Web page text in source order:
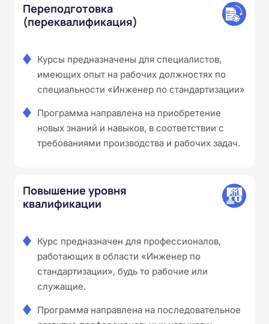
Переподготовка
(переквалификация)
Курсы предназначены для специалистов,
имеющих опыт на рабочих должностях по
специальности «Инженер по стандартизации»
Программа направлена на приобретение
новых знаний и навыков, в соответствии с
требованиями производства и рабочих задач.
Повышение уровня
квалификации
Курс предназначен для профессионалов,
работающих в области «Инженер по
стандартизации», будь то рабочие или
служащие.
Программа направлена на последовательное